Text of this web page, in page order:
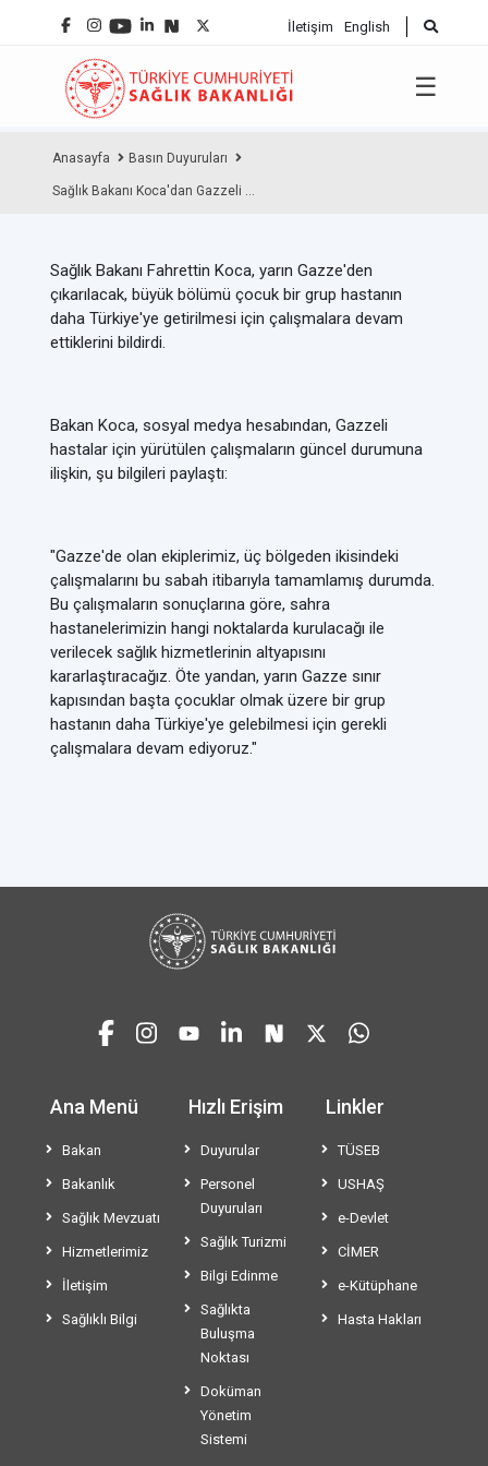
İletişim English
☰
Anasayfa Basın Duyuruları
Sağlık Bakanı Koca'dan Gazzeli ...
Sağlık Bakanı Fahrettin Koca, yarın Gazze'den
çıkarılacak, büyük bölümü çocuk bir grup hastanın
daha Türkiye'ye getirilmesi için çalışmalara devam
ettiklerini bildirdi.
Bakan Koca, sosyal medya hesabından, Gazzeli
hastalar için yürütülen çalışmaların güncel durumuna
ilişkin, şu bilgileri paylaştı:
"Gazze'de olan ekiplerimiz, üç bölgeden ikisindeki
çalışmalarını bu sabah itibarıyla tamamlamış durumda.
Bu çalışmaların sonuçlarına göre, sahra
hastanelerimizin hangi noktalarda kurulacağı ile
verilecek sağlık hizmetlerinin altyapısını
kararlaştıracağız. Öte yandan, yarın Gazze sınır
kapısından başta çocuklar olmak üzere bir grup
hastanın daha Türkiye'ye gelebilmesi için gerekli
çalışmalara devam ediyoruz."
Ana Menü
Bakan
Bakanlık
Sağlık Mevzuatı
Hizmetlerimiz
İletişim
Sağlıklı Bilgi
Hızlı Erişim
Duyurular
Personel
Duyuruları
Sağlık Turizmi
Bilgi Edinme
Sağlıkta
Buluşma
Noktası
Doküman
Yönetim
Sistemi
Linkler
TÜSEB
USHAŞ
e-Devlet
CİMER
e-Kütüphane
Hasta Hakları